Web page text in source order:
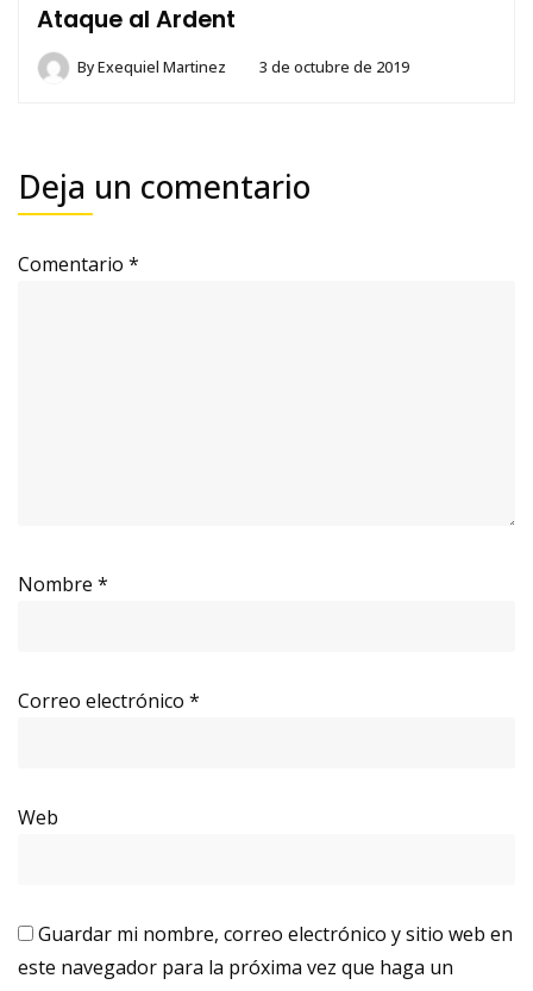
Ataque al Ardent
ByExequiel Martinez 3 de octubre de 2019
Deja un comentario
Comentario *
Nombre *
Correo electrónico *
Web
Guardar mi nombre, correo electrónico y sitio web en
este navegador para la próxima vez que haga un